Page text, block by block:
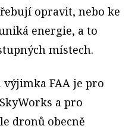
opravit, nebo ke
energie, a to
místech.
výjimka FAA je pro
a pro
dronů obecně